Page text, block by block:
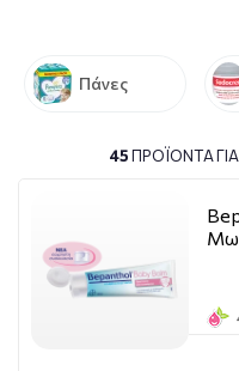
Πάνες
45ΠΡΟΪΌΝΤΑ